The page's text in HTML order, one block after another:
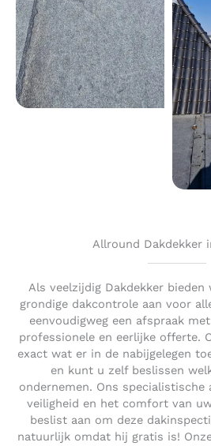
Allround Dakdekker
Als veelzijdig Dakdekker
grondige dakcontrole aan voor
eenvoudigweg een afspraak
professionele en eerlijke offerte.
exact wat er in de nabijgelegen
en kunt u zelf beslissen
ondernemen. Ons
veiligheid en het comfort van
beslist aan om deze
natuurlijk omdat hij gratis is!